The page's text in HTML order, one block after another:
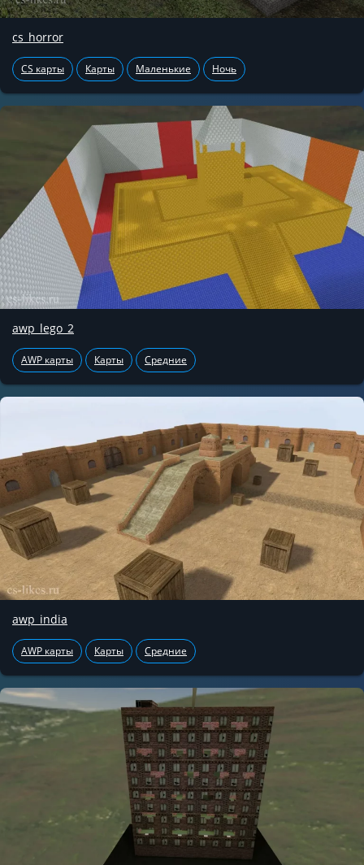
cs_horror
CS карты Карты Маленькие Ночь
awp_lego_2
AWP карты Карты Средние
awp_india
AWP карты Карты Средние